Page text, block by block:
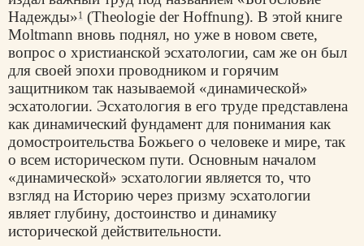
Надежды»1 (Theologie der Hoffnung). В этой книге
Moltmann вновь поднял, но уже в новом свете,
вопрос о христианской эсхатологии, сам же он был
для своей эпохи проводником и горячим
защитником так называемой «динамической»
эсхатологии. Эсхатология в его труде представлена
как динамический фундамент для понимания как
домостроительства Божьего о человеке и мире, так
о всем историческом пути. Основным началом
«динамической» эсхатологии является то, что
взгляд на Историю через призму эсхатологии
являет глубину, достоинство и динамику
исторической действительности.